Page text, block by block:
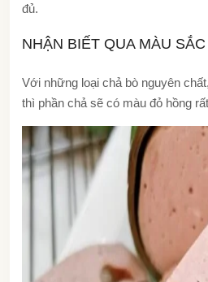
đủ.
NHẬN BIẾT QUA MÀU
Với những loại chả bò nguyên
thì phần chả sẽ có màu đỏ hồng